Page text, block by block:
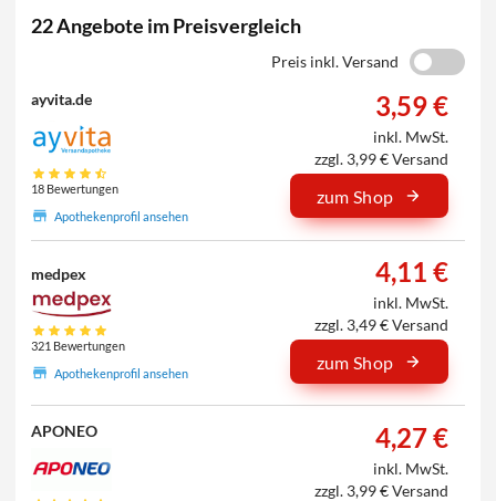
22 Angebote im Preisvergleich
Preis inkl. Versand
ayvita.de
18 Bewertungen
Apothekenprofil ansehen
3,59 €
inkl. MwSt.
zzgl. 3,99 € Versand
zum Shop
medpex
321 Bewertungen
Apothekenprofil ansehen
4,11 €
inkl. MwSt.
zzgl. 3,49 € Versand
zum Shop
APONEO 4,27 €
inkl. MwSt.
zzgl. 3,99 € Versand